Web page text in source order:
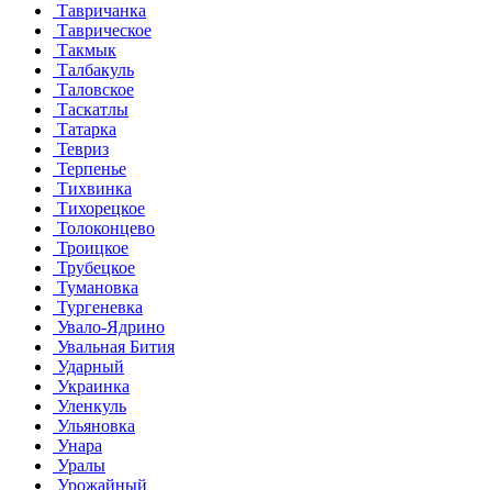
Тавричанка
Таврическое
Такмык
Талбакуль
Таловское
Таскатлы
Татарка
Тевриз
Терпенье
Тихвинка
Тихорецкое
Толоконцево
Троицкое
Трубецкое
Тумановка
Тургеневка
Увало-Ядрино
Увальная Бития
Ударный
Украинка
Уленкуль
Ульяновка
Унара
Уралы
Урожайный